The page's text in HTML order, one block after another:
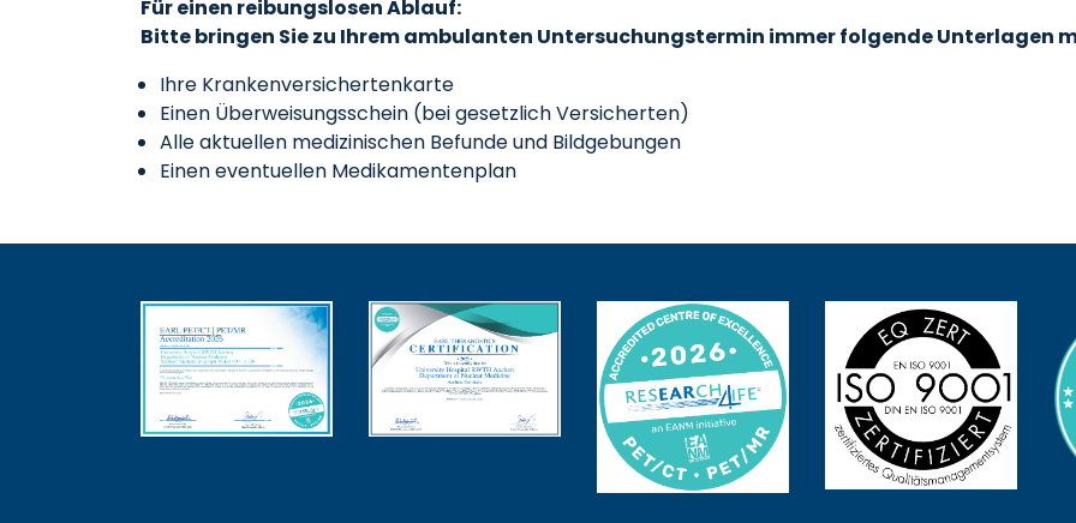
Für einen reibungslosen Ablauf:
Bitte bringen Sie zu Ihrem ambulanten Untersuchungstermin immer folgende Unterlagen
Ihre Krankenversichertenkarte
Einen Überweisungsschein (bei gesetzlich Versicherten)
Alle aktuellen medizinischen Befunde und Bildgebungen
Einen eventuellen Medikamentenplan